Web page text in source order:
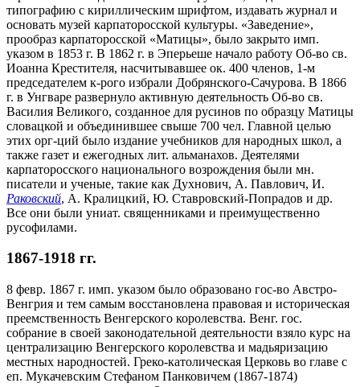
типографию с кириллическим шрифтом, издавать журнал и
основать музей карпаторосской культуры. «Заведение»,
прообраз карпаторосской «Матицы», было закрыто имп.
указом в 1853 г. В 1862 г. в Эперьеше начало работу Об-во св.
Иоанна Крестителя, насчитывавшее ок. 400 членов, 1-м
председателем к-рого избрали Добрянского-Сачурова. В 1866
г. в Унгваре развернуло активную деятельность Об-во св.
Василия Великого, созданное для русинов по образцу Матицы
словацкой и объединившее свыше 700 чел. Главной целью
этих орг-ций было издание учебников для народных школ, а
также газет и ежегодных лит. альманахов. Деятелями
карпаторосского национального возрождения были мн.
писатели и ученые, такие как Духнович, А. Павлович, И.
Раковский, А. Кралицкий, Ю. Ставровский-Попрадов и др.
Все они были униат. священниками и преимущественно
русофилами.
1867-1918 гг.
8 февр. 1867 г. имп. указом было образовано гос-во Австро-
Венгрия и тем самым восстановлена правовая и историческая
преемственность Венгерского королевства. Венг. гос.
собрание в своей законодательной деятельности взяло курс на
централизацию Венгерского королевства и мадьяризацию
местных народностей. Греко-католическая Церковь во главе с
еп. Мукачевским Стефаном Панковичем (1867-1874)